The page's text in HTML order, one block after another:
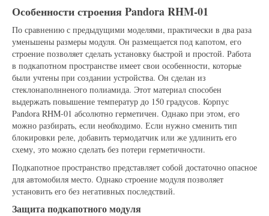
Особенности строения Pandora RHM-01
По сравнению с предыдущими моделями, практически в два раза
уменьшены размеры модуля. Он размещается под капотом, его
строение позволяет сделать установку быстрой и простой. Работа
в подкапотном пространстве имеет свои особенности, которые
были учтены при создании устройства. Он сделан из
стеклонаполнненого полиамида. Этот материал способен
выдержать повышение температур до 150 градусов. Корпус
Pandora RHM-01 абсолютно герметичен. Однако при этом, его
можно разбирать, если необходимо. Если нужно сменить тип
блокировки реле, добавить термодатчик или же удлинить его
схему, это можно сделать без потери герметичности.
Подкапотное пространство представляет собой достаточно опасное
для автомобиля место. Однако строение модуля позволяет
установить его без негативных последствий.
Защита подкапотного модуля